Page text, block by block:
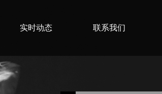
实时动态 联系我们